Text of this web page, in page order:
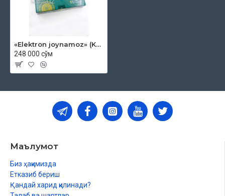
«Elektron joynamoz» (Kattalar va bolalar uchun namoz o'qishni o'rgatuvchi ovozli joynamoz)
248 000 сўм
Маълумот
Биз ҳақимизда
Етказиб бериш
Қандай харид қилинади?